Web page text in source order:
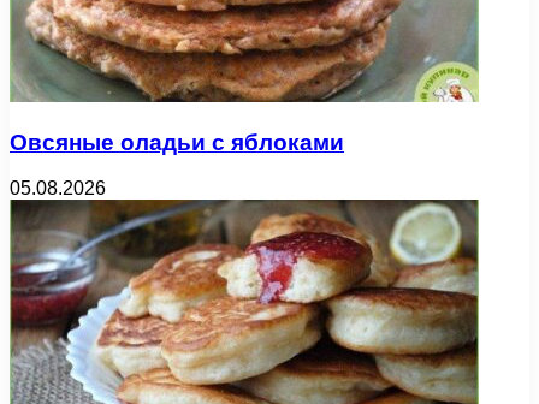
Овсяные оладьи с яблоками
05.08.2026